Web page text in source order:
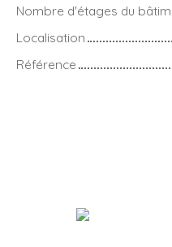
Nombre d'étages du
Localisation
Référence